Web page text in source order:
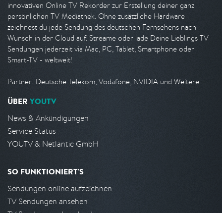
innovativen Online TV Rekorder zur Erstellung deiner ganz
persönlichen TV Mediathek. Ohne zusätzliche Hardware
zeichnest du jede Sendung des deutschen Fernsehens nach
Wunsch in der Cloud auf. Streame oder lade Deine Lieblings TV
Sendungen jederzeit via Mac, PC, Tablet, Smartphone oder
Smart-TV - weltweit!
Partner: Deutsche Telekom, Vodafone, NVIDIA und Weitere.
ÜBER YOUTV
News & Ankündigungen
Service Status
YOUTV & Netlantic GmbH
SO FUNKTIONIERT'S
Sendungen online aufzeichnen
TV Sendungen ansehen